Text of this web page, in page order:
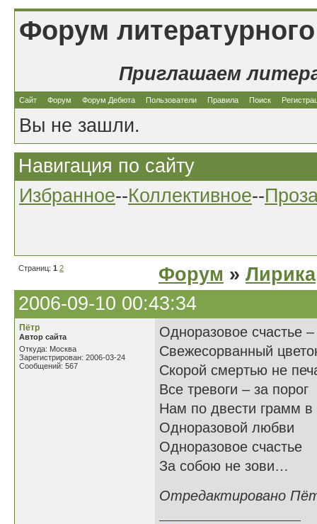
Форум
Приглашаем
Сайт Форум Форум Дебюта Пользователи Правила Поиск
Вы не зашли.
Навигация по сайту
Избранное--Коллективное--
Страниц: 1 2 Форум » Лирика
2006-09-10 00:43:34
Пётр
Автор сайта
Откуда: Москва
Зарегистрирован: 2006-03-24
Сообщений: 567
Одноразовое счастье –
Свежесорванный
Скорой смертью не
Все тревоги – за порог
Нам по двести грамм в
Одноразовой любви
Одноразовое счастье
За собою не зови…
Отредактировано